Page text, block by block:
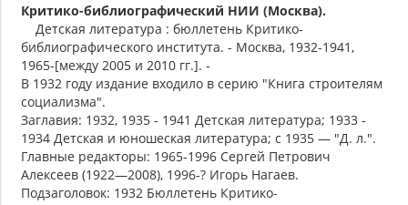
Критико-библиографический НИИ (Москва).
Детская литература : бюллетень Критико-
библиографического института. - Москва, 1932-1941,
1965-[между 2005 и 2010 гг.]. -
В 1932 году издание входило в серию "Книга строителям
социализма".
Заглавия: 1932, 1935 - 1941 Детская литература; 1933 -
1934 Детская и юношеская литература; с 1935 — "Д. л.".
Главные редакторы: 1965-1996 Сергей Петрович
Алексеев (1922—2008), 1996-? Игорь Нагаев.
Подзаголовок: 1932 Бюллетень Критико-